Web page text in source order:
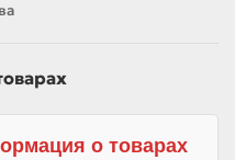
о товарах